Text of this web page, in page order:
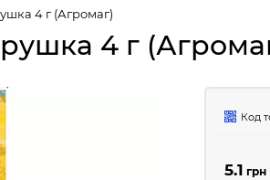
4 г (Агромаг)
4 г
Код
5.1 грн